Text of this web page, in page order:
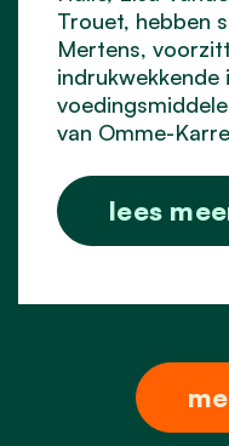
Trouet, hebben
Mertens,
indrukwekkende
van Omme-
lees